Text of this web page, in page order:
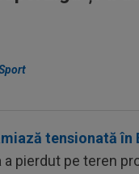
tensionată în
a pierdut pe teren